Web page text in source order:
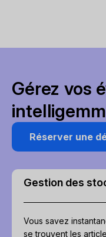
Gérez vos
Réserver une
Gestion des
Vous savez
se trouvent les